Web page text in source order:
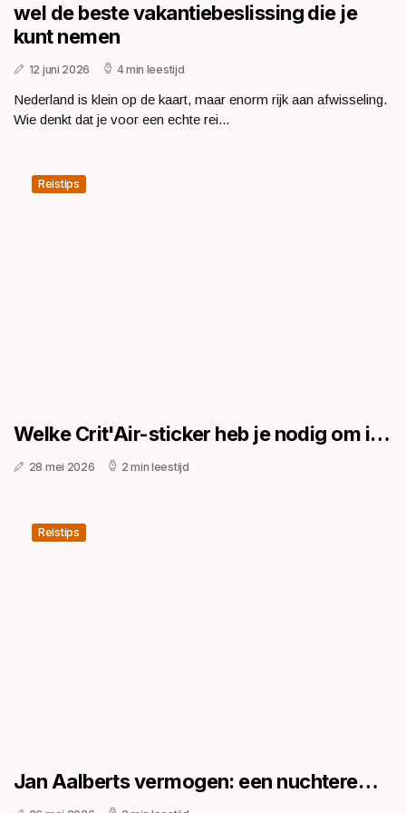
wel de beste vakantiebeslissing die je
kunt nemen
12 juni 2026 4 min leestijd
Nederland is klein op de kaart, maar enorm rijk aan afwisseling.
Wie denkt dat je voor een echte rei...
Reistips
Welke Crit'Air-sticker heb je nodig om in
juni 2026 Parijs in te rijden?
28 mei 2026 2 min leestijd
Reistips
Jan Aalberts vermogen: een nuchtere
kijk op een bekende Nederlandse